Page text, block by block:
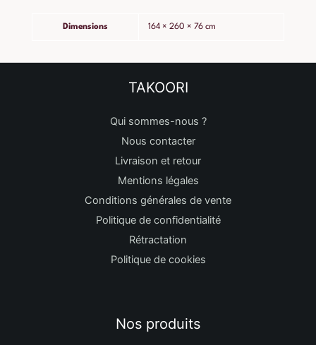
Dimensions 164 × 260 × 76 cm
TAKOORI
Qui sommes-nous ?
Nous contacter
Livraison et retour
Mentions légales
Conditions générales de vente
Politique de confidentialité
Rétractation
Politique de cookies
Nos produits